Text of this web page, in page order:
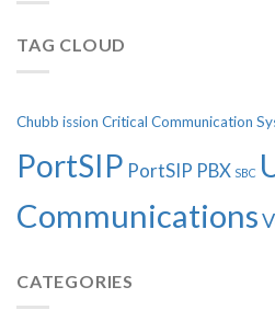
TAG CLOUD
Chubb ission Critical Communication
PortSIP PortSIP PBX SBC
Communications
CATEGORIES